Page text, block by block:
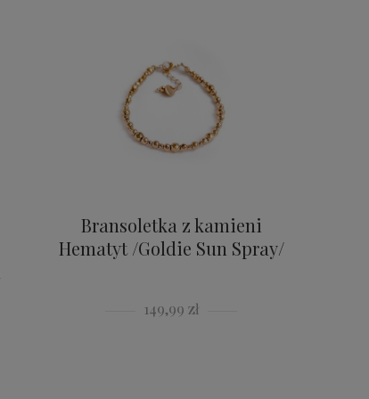
Bransoletka z kamieni
Hematyt /Goldie Sun Spray/
149,99 zł